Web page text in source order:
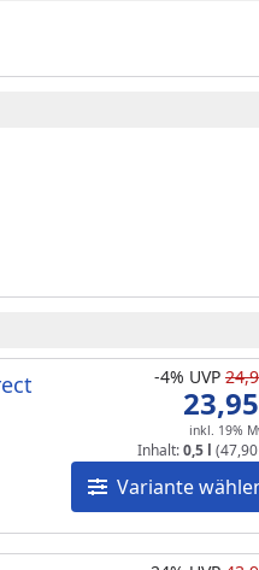
Variante
-4% UVP
inkl. 19%
Inhalt:0,5 l